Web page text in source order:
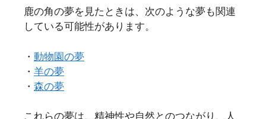
鹿の角の夢を見たときは、次のような夢も関連
している可能性があります。
・ 動物園の夢
・ 羊の夢
・ 森の夢
これらの夢は、精神性や自然とのつながり、人